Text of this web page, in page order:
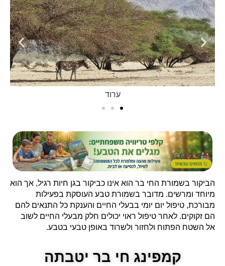
ערוד
הביקור בשמורת החי בר הוא אינו כביקור בגן חיות רגיל, אך הוא
מיוחד ומרשים. מדובר בשמורת טבע העוסקת בפעילות
מבורכת, טיפול יום יומי בבעלי החיים והענקת כל התנאים להם
הם זקוקים. לאחר טיפול ראוי יכולים חלק מבעלי החיים לשוב
אל השטח הפתוח ולחזור ולשרוד באופן טבעי בטבע.
קמפינג חי בר יטבתה